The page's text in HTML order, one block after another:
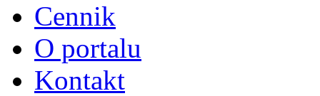
Cennik
O portalu
Kontakt